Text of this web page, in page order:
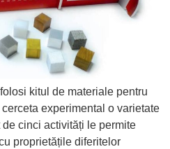
kitul de materiale pentru
experimental o varietate
cinci activități le permite
proprietățile diferitelor